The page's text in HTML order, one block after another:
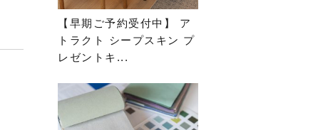
【早期ご予約受付中】 ア
トラクト シープスキン プ
レゼントキ...